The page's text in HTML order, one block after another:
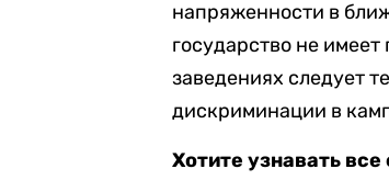
напряженности в
государство не
заведениях следует
дискриминации в
Хотите узнавать